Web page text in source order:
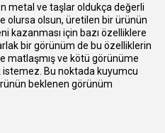
metal ve taşlar oldukça değerli
olursa olsun, üretilen bir ürünün
kazanması için bazı özelliklere
bir görünüm de bu özelliklerin
matlaşmış ve kötü görünüme
istemez. Bu noktada kuyumcu
beklenen görünüm